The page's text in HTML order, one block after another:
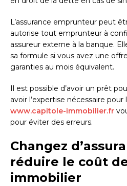
L’assurance emprunteur peut
autorise tout emprunteur à
assureur externe à la banque.
sa formule si vous avez une
garanties au mois équivalent.
Il est possible d’avoir un prêt
avoir l’expertise nécessaire pour
www.capitole-immobilier.fr
pour éviter des erreurs.
Changez
réduire le coût
immobilier